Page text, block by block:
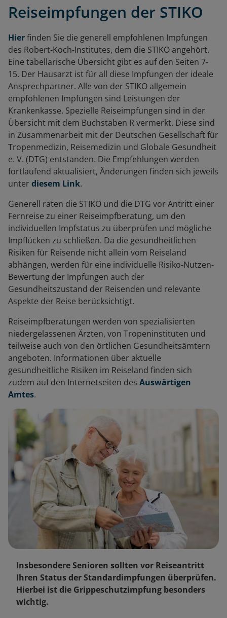
Reiseimpfungen der STIKO
Hierfinden Sie die generell empfohlenen Impfungen
des Robert-Koch-Institutes, dem die STIKO angehört.
Eine tabellarische Übersicht gibt es auf den Seiten 7-
15. Der Hausarzt ist für all diese Impfungen der ideale
Ansprechpartner. Alle von der STIKO allgemein
empfohlenen Impfungen sind Leistungen der
Krankenkasse. Spezielle Reiseimpfungen sind in der
Übersicht mit dem Buchstaben R vermerkt. Diese sind
in Zusammenarbeit mit der Deutschen Gesellschaft für
Tropenmedizin, Reisemedizin und Globale Gesundheit
e. V. (DTG) entstanden. Die Empfehlungen werden
fortlaufend aktualisiert, Änderungen finden sich jeweils
unter diesem Link.
Generell raten die STIKO und die DTG vor Antritt einer
Fernreise zu einer Reiseimpfberatung, um den
individuellen Impfstatus zu überprüfen und mögliche
Impflücken zu schließen. Da die gesundheitlichen
Risiken für Reisende nicht allein vom Reiseland
abhängen, werden für eine individuelle Risiko-Nutzen-
Bewertung der Impfungen auch der
Gesundheitszustand der Reisenden und relevante
Aspekte der Reise berücksichtigt.
Reiseimpfberatungen werden von spezialisierten
niedergelassenen Ärzten, von Tropeninstituten und
teilweise auch von den örtlichen Gesundheitsämtern
angeboten. Informationen über aktuelle
gesundheitliche Risiken im Reiseland finden sich
zudem auf den Internetseiten des Auswärtigen
Amtes.
Insbesondere Senioren sollten vor Reiseantritt
Ihren Status der Standardimpfungen überprüfen.
Hierbei ist die Grippeschutzimpfung besonders
wichtig.